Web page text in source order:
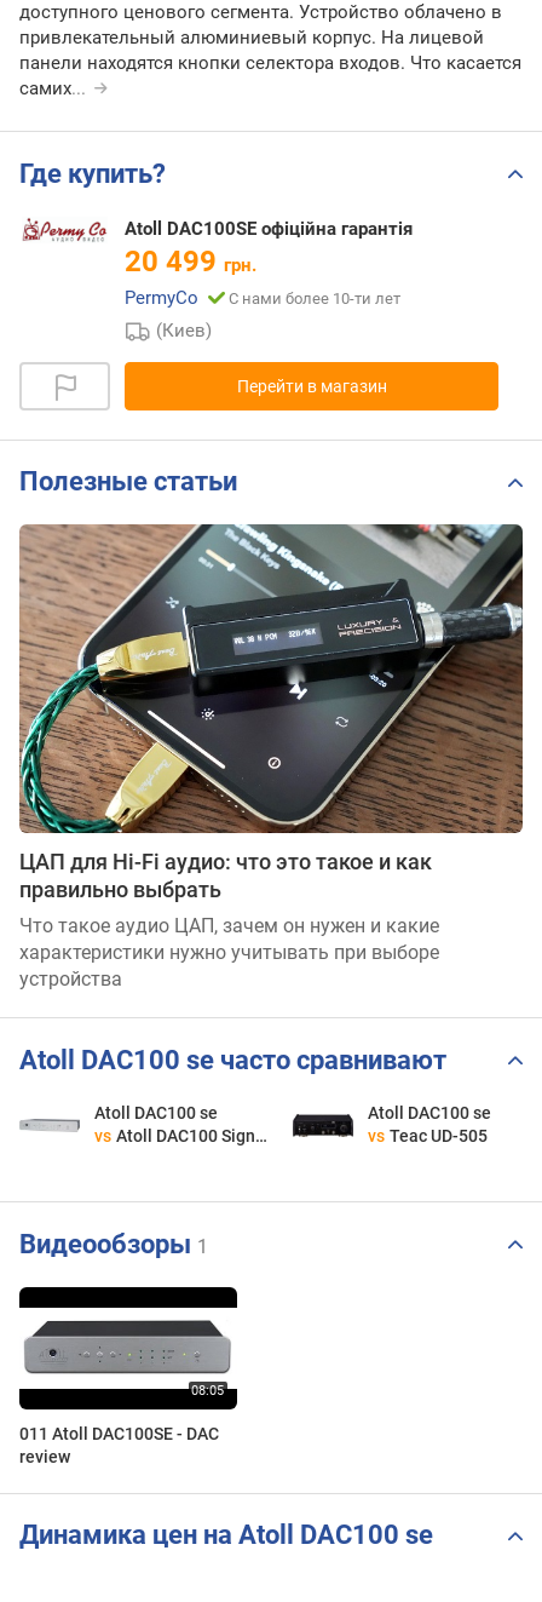
доступного ценового сегмента. Устройство облачено в
привлекательный алюминиевый корпус. На лицевой
панели находятся кнопки селектора входов. Что касается
самих...
Где купить?
Atoll DAC100SE офіційна гарантія
20 499 грн.
PermyCo
С нами более 10-ти лет
(Киев)
Перейти в магазин
Полезные статьи
ЦАП для Hi-Fi аудио: что это такое и как
правильно выбрать
Что такое аудио ЦАП, зачем он нужен и какие
характеристики нужно учитывать при выборе
устройства
Atoll DAC100 se часто сравнивают
Atoll DAC100 se
vs Atoll DAC100 Signature
Atoll DAC100 se
vs Teac UD-505
Видеообзоры 1
011 Atoll DAC100SE - DAC
review
Динамика цен на Atoll DAC100 se